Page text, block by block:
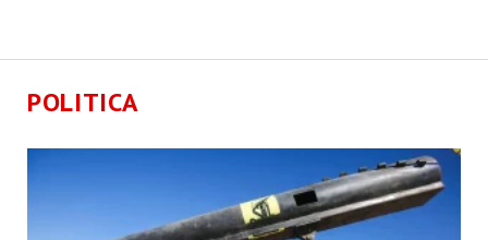
POLITICA